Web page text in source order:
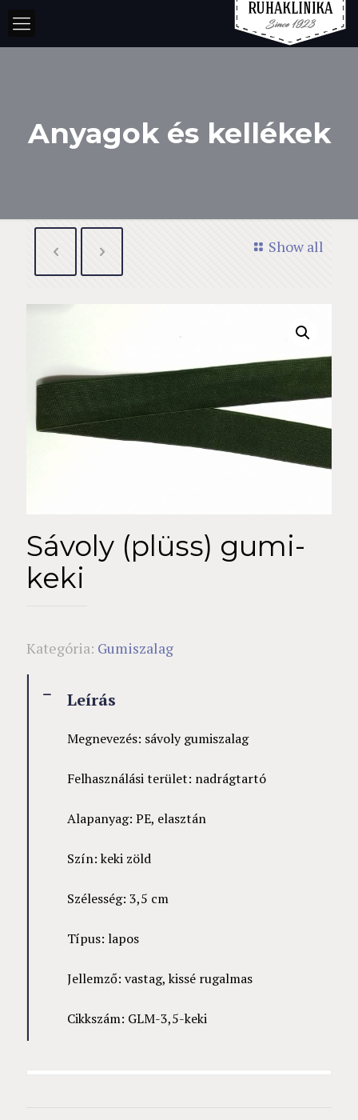
Anyagok és kellékek
Show all
Sávoly (plüss) gumi-
keki
Kategória: Gumiszalag
Leírás
Megnevezés: sávoly gumiszalag
Felhasználási terület: nadrágtartó
Alapanyag: PE, elasztán
Szín: keki zöld
Szélesség: 3,5 cm
Típus: lapos
Jellemző: vastag, kissé rugalmas
Cikkszám: GLM-3,5-keki